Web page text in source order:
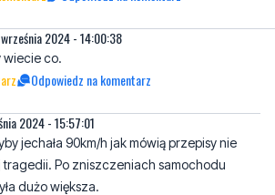
2024 - 15:57:01
jechała 90km/h jak mówią przepisy nie
dużo większa.
Odpowiedz na komentarz
2024 - 16:26:14